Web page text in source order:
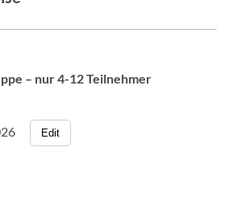
– nur 4-12 Teilnehmer
Edit